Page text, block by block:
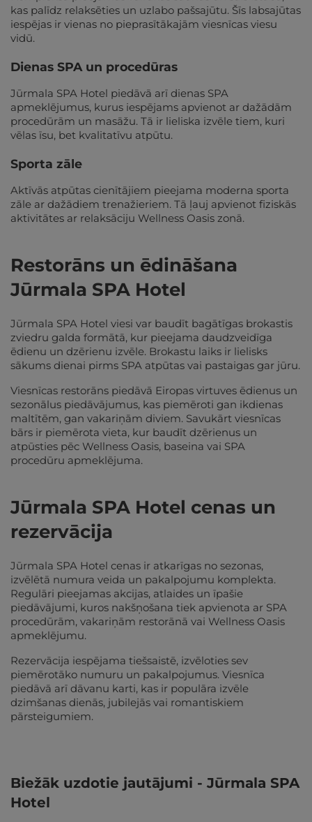
kas palīdz relaksēties un uzlabo pašsajūtu. Šīs labsajūtas
iespējas ir vienas no pieprasītākajām viesnīcas viesu
vidū.
Dienas SPA un procedūras
Jūrmala SPA Hotel piedāvā arī dienas SPA
apmeklējumus, kurus iespējams apvienot ar dažādām
procedūrām un masāžu. Tā ir lieliska izvēle tiem, kuri
vēlas īsu, bet kvalitatīvu atpūtu.
Sporta zāle
Aktīvās atpūtas cienītājiem pieejama moderna sporta
zāle ar dažādiem trenažieriem. Tā ļauj apvienot fiziskās
aktivitātes ar relaksāciju Wellness Oasis zonā.
Restorāns un ēdināšana
Jūrmala SPA Hotel
Jūrmala SPA Hotel viesi var baudīt bagātīgas brokastis
zviedru galda formātā, kur pieejama daudzveidīga
ēdienu un dzērienu izvēle. Brokastu laiks ir lielisks
sākums dienai pirms SPA atpūtas vai pastaigas gar jūru.
Viesnīcas restorāns piedāvā Eiropas virtuves ēdienus un
sezonālus piedāvājumus, kas piemēroti gan ikdienas
maltītēm, gan vakariņām diviem. Savukārt viesnīcas
bārs ir piemērota vieta, kur baudīt dzērienus un
atpūsties pēc Wellness Oasis, baseina vai SPA
procedūru apmeklējuma.
Jūrmala SPA Hotel cenas un
rezervācija
Jūrmala SPA Hotel cenas ir atkarīgas no sezonas,
izvēlētā numura veida un pakalpojumu komplekta.
Regulāri pieejamas akcijas, atlaides un īpašie
piedāvājumi, kuros nakšņošana tiek apvienota ar SPA
procedūrām, vakariņām restorānā vai Wellness Oasis
apmeklējumu.
Rezervācija iespējama tiešsaistē, izvēloties sev
piemērotāko numuru un pakalpojumus. Viesnīca
piedāvā arī dāvanu karti, kas ir populāra izvēle
dzimšanas dienās, jubilejās vai romantiskiem
pārsteigumiem.
Biežāk uzdotie jautājumi - Jūrmala SPA
Hotel